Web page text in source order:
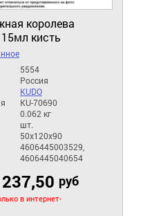
королева
кисть
5554
Россия
KUDO
KU-70690
0.062 кг
шт.
50x120x90
4606445003529,
4606445040654
237,50 руб
в интернет-